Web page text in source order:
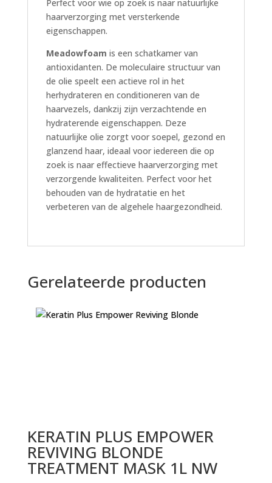
Perfect voor wie op zoek is naar natuurlijke
haarverzorging met versterkende
eigenschappen.
Meadowfoam is een schatkamer van
antioxidanten. De moleculaire structuur van
de olie speelt een actieve rol in het
herhydrateren en conditioneren van de
haarvezels, dankzij zijn verzachtende en
hydraterende eigenschappen. Deze
natuurlijke olie zorgt voor soepel, gezond en
glanzend haar, ideaal voor iedereen die op
zoek is naar effectieve haarverzorging met
verzorgende kwaliteiten. Perfect voor het
behouden van de hydratatie en het
verbeteren van de algehele haargezondheid.
Gerelateerde producten
KERATIN PLUS EMPOWER
REVIVING BLONDE
TREATMENT MASK 1L NW